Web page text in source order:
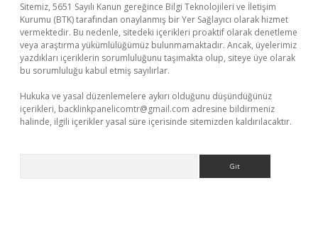
Sitemiz, 5651 Sayılı Kanun gereğince Bilgi Teknolojileri ve İletişim
Kurumu (BTK) tarafından onaylanmış bir Yer Sağlayıcı olarak hizmet
vermektedir. Bu nedenle, sitedeki içerikleri proaktif olarak denetleme
veya araştırma yükümlülüğümüz bulunmamaktadır. Ancak, üyelerimiz
yazdıkları içeriklerin sorumluluğunu taşımakta olup, siteye üye olarak
bu sorumluluğu kabul etmiş sayılırlar.
Hukuka ve yasal düzenlemelere aykırı olduğunu düşündüğünüz
içerikleri, backlinkpanelicomtr@gmail.com adresine bildirmeniz
halinde, ilgili içerikler yasal süre içerisinde sitemizden kaldırılacaktır.